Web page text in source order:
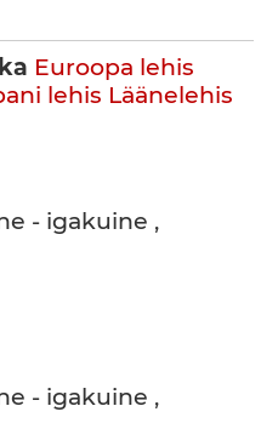
Euroopa lehis
lehis Läänelehis
- igakuine ,
- igakuine ,